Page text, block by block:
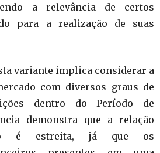
a relevância de certos
para a realização de suas
variante implica considerar a
com diversos graus de
dentro do Período de
demonstra que a relação
é estreita, já que os